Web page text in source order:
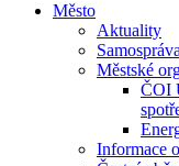
Město
Aktuality
Samospráva
Městské
ČOI
Informace